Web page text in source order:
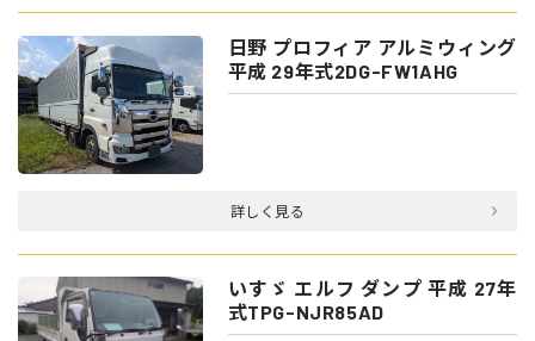
日野 プロフィア アルミウィング
平成 29年式2DG-FW1AHG
詳しく見る
いすゞ エルフ ダンプ 平成 27年
式TPG-NJR85AD